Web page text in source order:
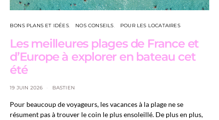
BONS PLANS ET IDÉES NOS CONSEILS POUR LES LOCATAIRES
Les meilleures plages de France et
d’Europe à explorer en bateau cet
été
19 JUIN 2026 BASTIEN
Pour beaucoup de voyageurs, les vacances à la plage ne se
résument pas à trouver le coin le plus ensoleillé. De plus en plus,